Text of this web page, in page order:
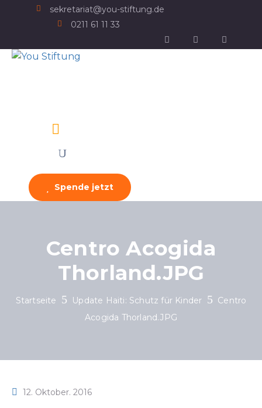
sekretariat@you-stiftung.de
0211 61 11 33
Spende jetzt
Centro Acogida
Thorland.JPG
Startseite Update Haiti: Schutz für Kinder
Centro
Acogida Thorland.JPG
12. Oktober. 2016